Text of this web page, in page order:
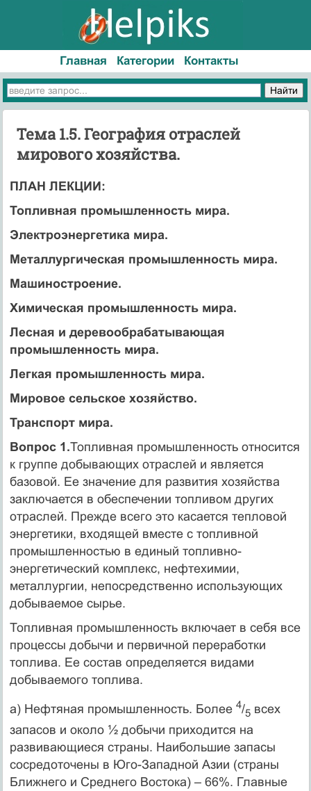
Главная Категории Контакты
Тема 1.5. География отраслей
мирового хозяйства.
ПЛАН ЛЕКЦИИ:
Топливная промышленность мира.
Электроэнергетика мира.
Металлургическая промышленность мира.
Машиностроение.
Химическая промышленность мира.
Лесная и деревообрабатывающая
промышленность мира.
Легкая промышленность мира.
Мировое сельское хозяйство.
Транспорт мира.
Вопрос 1.Топливная промышленность относится
к группе добывающих отраслей и является
базовой. Ее значение для развития хозяйства
заключается в обеспечении топливом других
отраслей. Прежде всего это касается тепловой
энергетики, входящей вместе с топливной
промышленностью в единый топливно-
энергетический комплекс, нефтехимии,
металлургии, непосредственно использующих
добываемое сырье.
Топливная промышленность включает в себя все
процессы добычи и первичной переработки
топлива. Ее состав определяется видами
добываемого топлива.
а) Нефтяная промышленность. Более 4/5всех
запасов и около ½ добычи приходится на
развивающиеся страны. Наибольшие запасы
сосредоточены в Юго-Западной Азии (страны
Ближнего и Среднего Востока) – 66%. Главные